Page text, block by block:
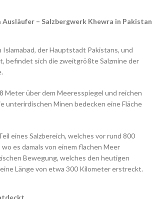
Ausläufer – Salzbergwerk Khewra in Pakistan
der Hauptstadt Pakistans, und
befindet sich die zweitgrößte Salzmine der
Meter über dem Meeresspiegel und reichen
unterirdischen Minen bedecken eine Fläche
eines Salzbereich, welches vor rund 800
es damals von einem flachen Meer
Bewegung, welches den heutigen
Länge von etwa 300 Kilometer erstreckt.